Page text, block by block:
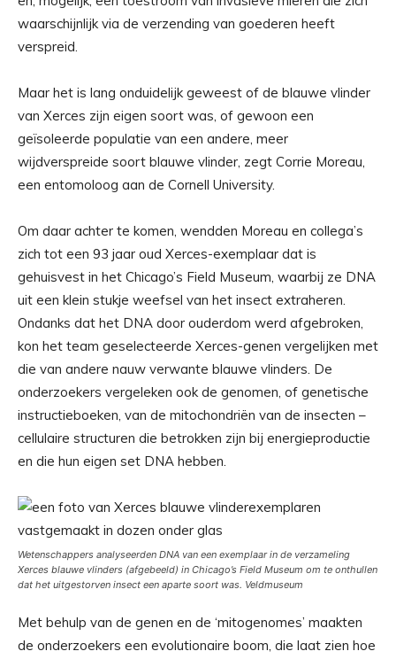
waarschijnlijk via de verzending van goederen heeft
verspreid.
Maar het is lang onduidelijk geweest of de blauwe vlinder
van Xerces zijn eigen soort was, of gewoon een
geïsoleerde populatie van een andere, meer
wijdverspreide soort blauwe vlinder, zegt Corrie Moreau,
een entomoloog aan de Cornell University.
Om daar achter te komen, wendden Moreau en collega’s
zich tot een 93 jaar oud Xerces-exemplaar dat is
gehuisvest in het Chicago’s Field Museum, waarbij ze DNA
uit een klein stukje weefsel van het insect extraheren.
Ondanks dat het DNA door ouderdom werd afgebroken,
kon het team geselecteerde Xerces-genen vergelijken met
die van andere nauw verwante blauwe vlinders. De
onderzoekers vergeleken ook de genomen, of genetische
instructieboeken, van de mitochondriën van de insecten –
cellulaire structuren die betrokken zijn bij energieproductie
en die hun eigen set DNA hebben.
Wetenschappers analyseerden DNA van een exemplaar in de verzameling
Xerces blauwe vlinders (afgebeeld) in Chicago’s Field Museum om te onthullen
dat het uitgestorven insect een aparte soort was. Veldmuseum
Met behulp van de genen en de ‘mitogenomes’ maakten
de onderzoekers een evolutionaire boom, die laat zien hoe